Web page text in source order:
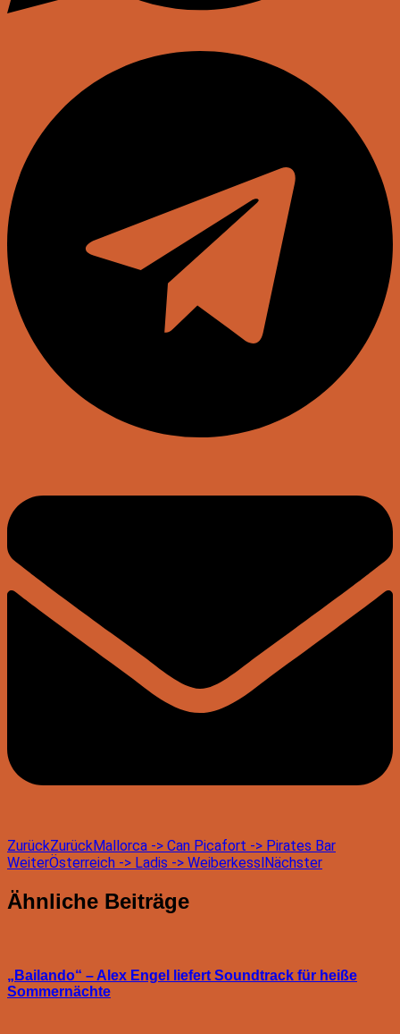
ZurückZurückMallorca -> Can Picafort -> Pirates Bar
WeiterÖsterreich -> Ladis -> WeiberkesslNächster
Ähnliche Beiträge
„Bailando“ – Alex Engel liefert Soundtrack für heiße
Sommernächte